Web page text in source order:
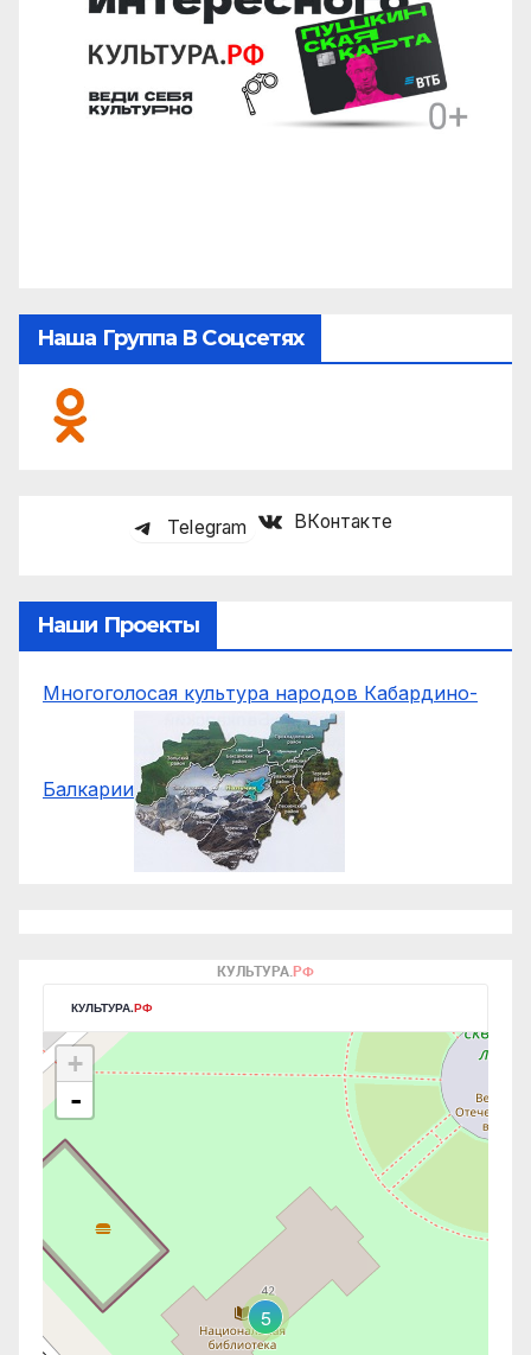
Наша Группа В Соцсетях
Telegram ВКонтакте
Наши Проекты
Многоголосая культура народов Кабардино-
Балкарии